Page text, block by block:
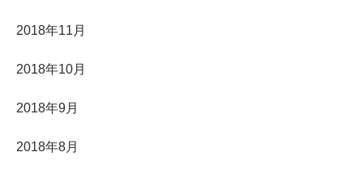
2018年11月
2018年10月
2018年9月
2018年8月